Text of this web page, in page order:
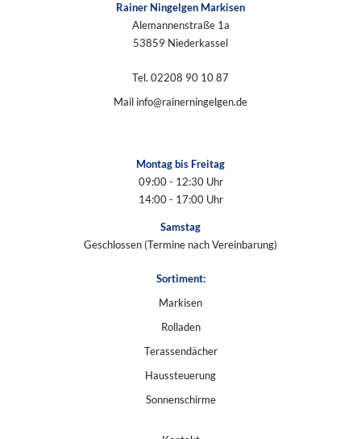
Rainer Ningelgen Markisen
Alemannenstraße 1a
53859 Niederkassel
Tel. 02208 90 10 87
Mail info@rainerningelgen.de
Montag bis Freitag
09:00 - 12:30 Uhr
14:00 - 17:00 Uhr
Samstag
Geschlossen (Termine nach Vereinbarung)
Sortiment:
Markisen
Rolladen
Terassendächer
Haussteuerung
Sonnenschirme